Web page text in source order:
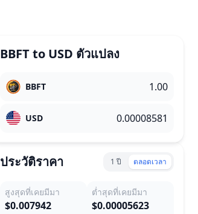
BBFTto USD ตัวแปลง
BBFT
USD
ประวัติราคา 1 ปี ตลอดเวลา
สูงสุดที่เคยมีมา
$0.007942
ต่ำสุดที่เคยมีมา
$0.00005623